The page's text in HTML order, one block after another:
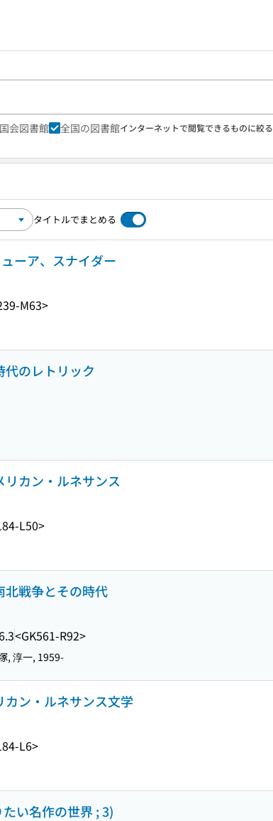
会図書館 全国の図書館インターネットで閲覧できるものに絞る
タイトルでまとめる
ーア、スナイダー
M63>
代のレトリック
カン・ルネサンス
L50>
北戦争とその時代
<GK561-R92>
, 淳一, 1959-
ン・ルネサンス文学
L6>
い名作の世界 ; 3)